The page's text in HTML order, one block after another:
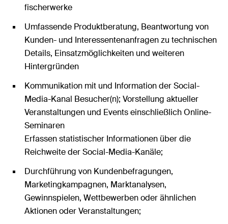
fischerwerke
Umfassende Produktberatung, Beantwortung von
Kunden- und Interessentenanfragen zu technischen
Details, Einsatzmöglichkeiten und weiteren
Hintergründen
Kommunikation mit und Information der Social-
Media-Kanal Besucher(n); Vorstellung aktueller
Veranstaltungen und Events einschließlich Online-
Seminaren
Erfassen statistischer Informationen über die
Reichweite der Social-Media-Kanäle;
Durchführung von Kundenbefragungen,
Marketingkampagnen, Marktanalysen,
Gewinnspielen, Wettbewerben oder ähnlichen
Aktionen oder Veranstaltungen;